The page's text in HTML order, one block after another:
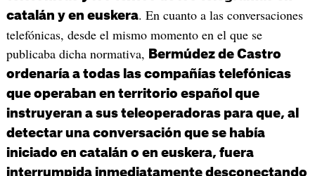
catalán y en euskera. En cuanto a las conversaciones
telefónicas, desde el mismo momento en el que se
publicaba dicha normativa, Bermúdez de Castro
ordenaría a todas las compañías telefónicas
que operaban en territorio español que
instruyeran a sus teleoperadoras para que, al
detectar una conversación que se había
iniciado en catalán o en euskera, fuera
interrumpida inmediatamente desconectando